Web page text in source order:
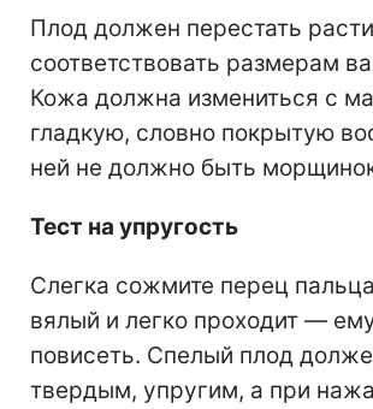
Плод должен перестать
соответствовать размерам
Кожа должна измениться с
гладкую, словно покрытую
ней не должно быть
Тест на упругость
Слегка сожмите перец
вялый и легко проходит —
повисеть. Спелый плод
твердым, упругим, а при